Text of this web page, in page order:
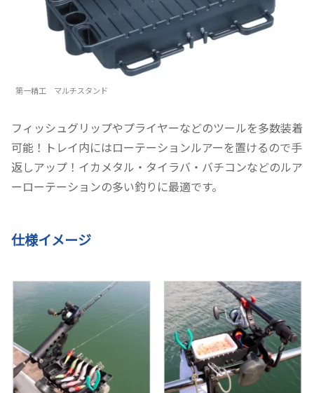
第一精工 マルチスタンド
フィッシュグリップやプライヤーなどのツールを多数装着
可能！トレイ内にはローテーションルアーを置けるので手
返しアップ！イカメタル・タイラバ・バチコンなどのルア
ーローテーションの多い釣りに最適です。
仕様イメージ